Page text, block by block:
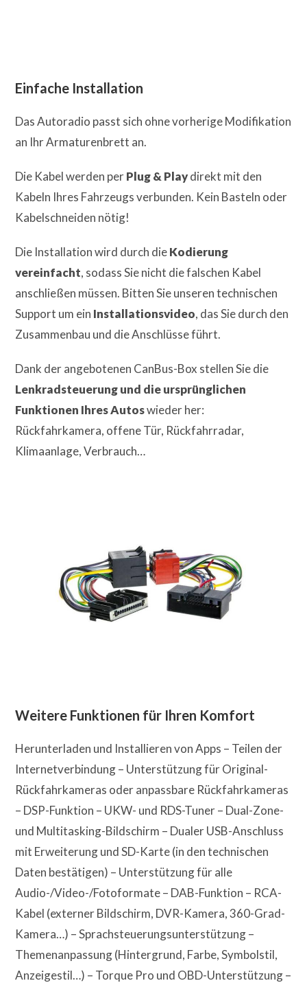
Einfache Installation
Das Autoradio passt sich ohne vorherige Modifikation
an Ihr Armaturenbrett an.
Die Kabel werden perPlug & Playdirekt mit den
Kabeln Ihres Fahrzeugs verbunden. Kein Basteln oder
Kabelschneiden nötig!
Die Installation wird durch dieKodierung
vereinfacht, sodass Sie nicht die falschen Kabel
anschließen müssen. Bitten Sie unseren technischen
Support um ein Installationsvideo, das Sie durch den
Zusammenbau und die Anschlüsse führt.
Dank der angebotenen CanBus-Box stellen Sie die
Lenkradsteuerung und die ursprünglichen
Funktionen Ihres Autoswieder her:
Rückfahrkamera, offene Tür, Rückfahrradar,
Klimaanlage, Verbrauch…
Weitere Funktionen für Ihren Komfort
Herunterladen und Installieren von Apps – Teilen der
Internetverbindung – Unterstützung für Original-
Rückfahrkameras oder anpassbare Rückfahrkameras
– DSP-Funktion – UKW- und RDS-Tuner – Dual-Zone-
und Multitasking-Bildschirm – Dualer USB-Anschluss
mit Erweiterung und SD-Karte (in den technischen
Daten bestätigen) – Unterstützung für alle
Audio-/Video-/Fotoformate – DAB-Funktion – RCA-
Kabel (externer Bildschirm, DVR-Kamera, 360-Grad-
Kamera…) – Sprachsteuerungsunterstützung –
Themenanpassung (Hintergrund, Farbe, Symbolstil,
Anzeigestil…) – Torque Pro und OBD-Unterstützung –